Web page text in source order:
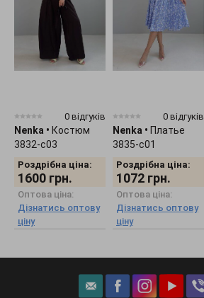
0 відгуків
Nenka • Костюм
3832-c03
Роздрібна ціна:
1600 грн.
Оптова ціна:
Дізнатись оптову
ціну
0 відгуків
Nenka • Платье
3835-c01
Роздрібна ціна:
1072 грн.
Оптова ціна:
Дізнатись оптову
ціну